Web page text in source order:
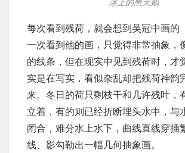
每次看到残荷，就会想到吴冠中画的
一次看到他的画，只觉得非常抽象，
的线条，但在现实中见到残荷时，才
实是在写实，看似杂乱却把残荷神韵
来。冬日的荷只剩枝干和几许残叶，
立着，有的则已经折断埋头水中，与
闭合，难分水上水下，曲线直线穿插
线、影勾勒出一幅几何抽象画。